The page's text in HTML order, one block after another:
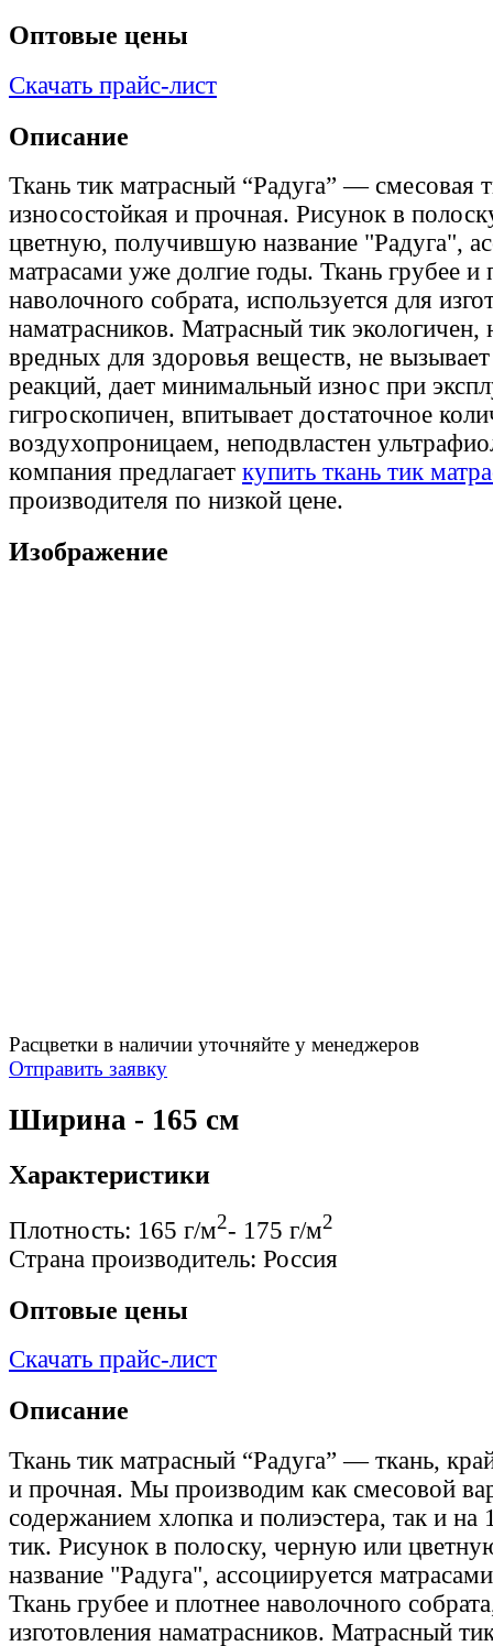
Оптовые цены
Скачать прайс-лист
Описание
Ткань тик матрасный “Радуга” — смесовая
износостойкая и прочная. Рисунок в
цветную, получившую название "Радуга",
матрасами уже долгие годы. Ткань грубее и
наволочного собрата, используется для
наматрасников. Матрасный тик экологичен,
вредных для здоровья веществ, не
реакций, дает минимальный износ при
гигроскопичен, впитывает достаточное
воздухопроницаем, неподвластен
компания предлагает купить ткань тик
производителя по низкой цене.
Изображение
Расцветки в наличии уточняйте у менеджеров
Отправить заявку
Ширина - 165 см
Характеристики
Плотность: 165 г/м2- 175 г/м2
Страна производитель: Россия
Оптовые цены
Скачать прайс-лист
Описание
Ткань тик матрасный “Радуга” — ткань,
и прочная. Мы производим как смесовой
содержанием хлопка и полиэстера, так и
тик. Рисунок в полоску, черную или
название "Радуга", ассоциируется
Ткань грубее и плотнее наволочного
изготовления наматрасников. Матрасный